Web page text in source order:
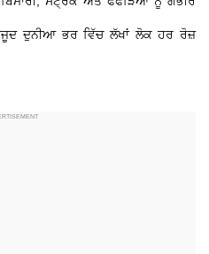
ਦੁਨੀਆ ਭਰ ਵਿੱਚ ਲੱਖਾਂ ਲੋਕ ਹਰ ਰੋਜ਼